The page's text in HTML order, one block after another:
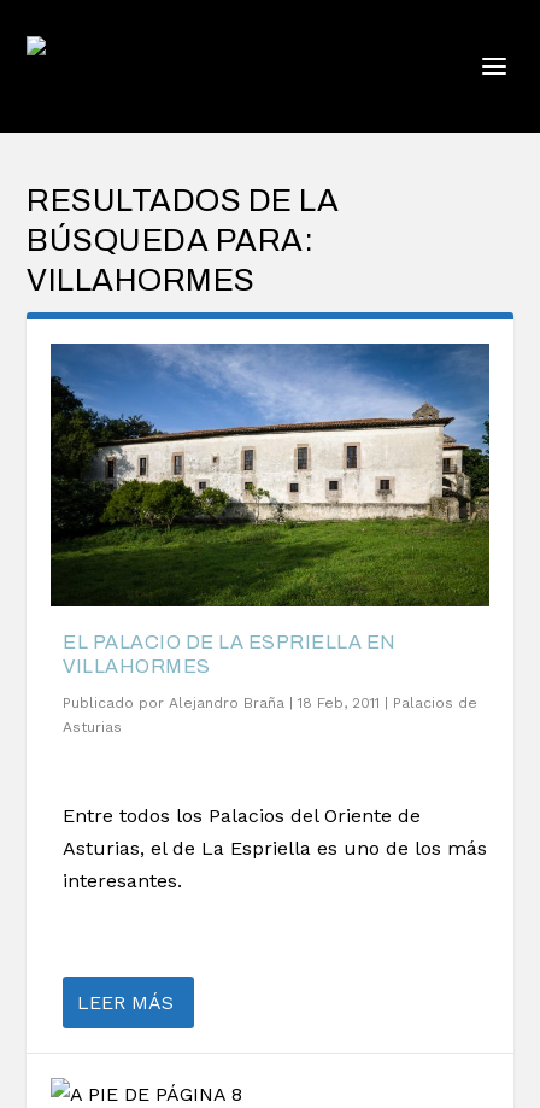
RESULTADOS DE LA
BÚSQUEDA PARA:
VILLAHORMES
EL PALACIO DE LA ESPRIELLA EN
VILLAHORMES
Publicado por Alejandro Braña |18 Feb, 2011 | Palacios de
Asturias
Entre todos los Palacios del Oriente de
Asturias, el de La Espriella es uno de los más
interesantes.
LEER MÁS